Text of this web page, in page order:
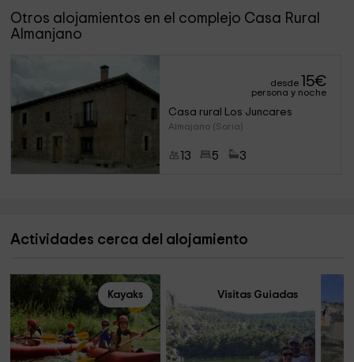
Otros alojamientos en el complejo Casa Rural
Almanjano
desde 15€
persona y noche
Casa rural Los Juncares
Almajano (Soria)
13 5 3
Actividades cerca del alojamiento
Kayaks Visitas Guiadas